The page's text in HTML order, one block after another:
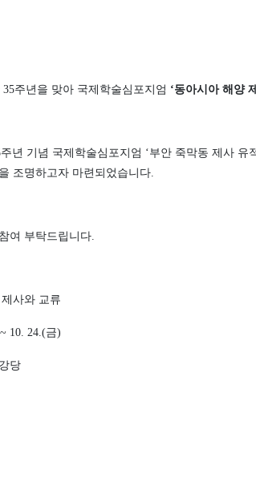
35주년을 맞아 국제학술심포지엄 ‘동아시아 해양
주년 기념 국제학술심포지엄 ‘부안 죽막동 제사 유
조명하고자 마련되었습니다.
여 부탁드립니다.
사와 교류
10. 24.(금)
당